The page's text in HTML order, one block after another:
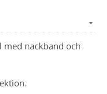
nackband och